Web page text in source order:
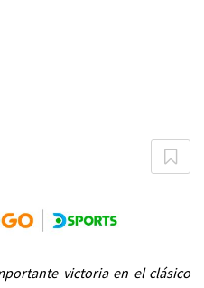
victoria en el clásico